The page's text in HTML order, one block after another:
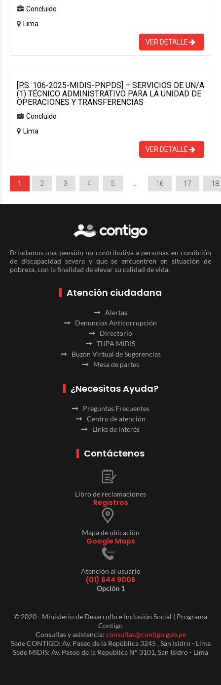
Concluido
Lima
VER DETALLE
[P.S. 106-2025-MIDIS-PNPDS] – SERVICIOS DE UN/A
(1) TÉCNICO ADMINISTRATIVO PARA LA UNIDAD DE
OPERACIONES Y TRANSFERENCIAS
Concluido
Lima
VER DETALLE
1 2 3 4 5 16 17 18
Brindamos una pensión no contributiva a personas en condición
de discapacidad severa y que se encuentren en situación de
pobreza, con la finalidad de elevar su calidad de vida.
Atención ciudadana
Alertas
Denuncias Anticorrupción
Directorio
TUPA MIDIS
Buzón Virtual de Sugerencias
Mesa de partes
¿Necesitas Ayuda?
Preguntas Frecuentes
Centro de atención
Links de interés
Contáctenos
Libro de reclamaciones
Registros
Mapa de ubicación
Google Maps
Atención al usuario
(01) 644 9006
Opción 1
© 2020 - Ministerio de Desarrollo e Inclusión Social | Programa
Contigo
Consultas y asistencia: consultas@contigo.gob.pe
Sede CONTIGO: Av. Paseo de la República 3245 , San Isidro - Lima
Sede MIDIS: Av. Paseo de la Republica N° 3101, San Isidro - Lima